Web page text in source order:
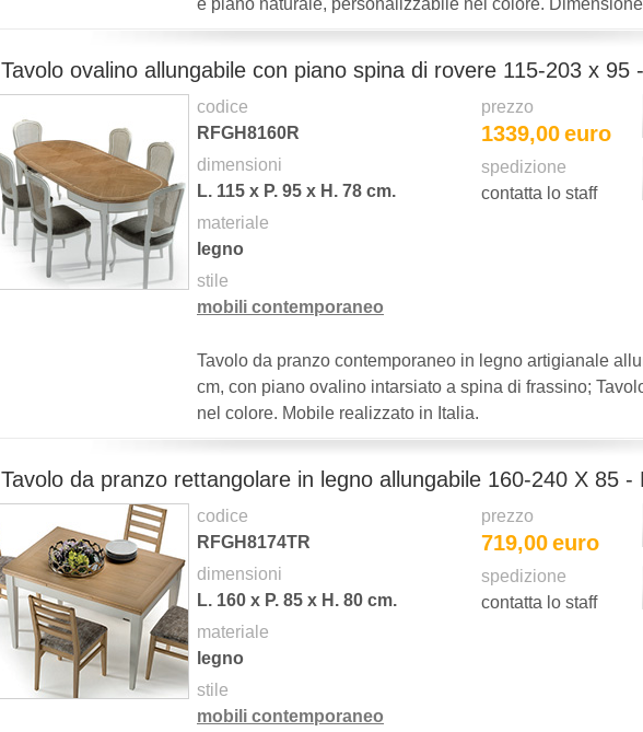
e piano naturale, personalizzabile nel colore.
Tavolo ovalino allungabile con piano spina di rovere 115-203 x 95
codice
RFGH8160R
dimensioni
L. 115 x P. 95 x H. 78 cm.
materiale
legno
stile
mobili contemporaneo
prezzo
1339,00euro
spedizione
contatta lo staff
Tavolo da pranzo contemporaneo in legno artigianale
cm, con piano ovalino intarsiato a spina di frassino;
nel colore. Mobile realizzato in Italia.
Tavolo da pranzo rettangolare in legno allungabile 160-240 X 85 -
codice
RFGH8174TR
dimensioni
L. 160 x P. 85 x H. 80 cm.
materiale
legno
stile
mobili contemporaneo
prezzo
719,00euro
spedizione
contatta lo staff